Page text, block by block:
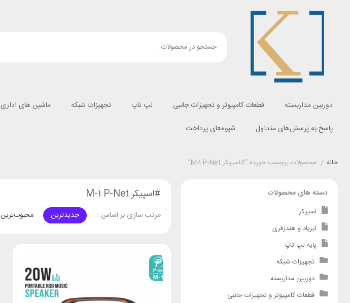
دوربین مداربسته قطعات کامپیوتر و تجهیزات جانبی لپ تاپ تجهیزات شبکه ماشین های اداری
پاسخ به پرسش‌های متداول
شیوه‌های پرداخت
خانه / محصولات برچسب خورده “#اسپیکر M-1 P-Net”
#اسپیکر M-1 P-Net
مرتب سازی بر اساس : جدیدترین محبوب‌ترین
دسته های محصولات
اسپیکر
ایرپاد و هندزفری
پایه لپ تاپ
تجهیزات شبکه
دوربین مداربسته
قطعات کامپیوتر و تجهیزات جانبی